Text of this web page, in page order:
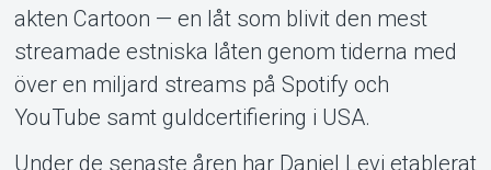
akten Cartoon — en låt som blivit den mest
streamade estniska låten genom tiderna med
över en miljard streams på Spotify och
YouTube samt guldcertifiering i USA.
Under de senaste åren har Daniel Levi etablerat